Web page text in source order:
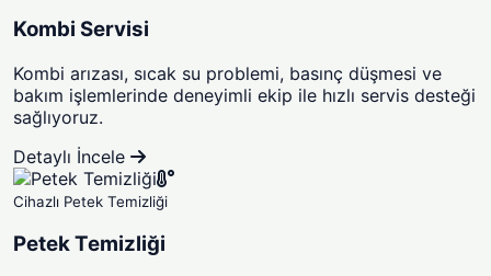
Kombi Servisi
Kombi arızası, sıcak su problemi, basınç düşmesi ve
bakım işlemlerinde deneyimli ekip ile hızlı servis desteği
sağlıyoruz.
Detaylı İncele
Cihazlı Petek Temizliği
Petek Temizliği